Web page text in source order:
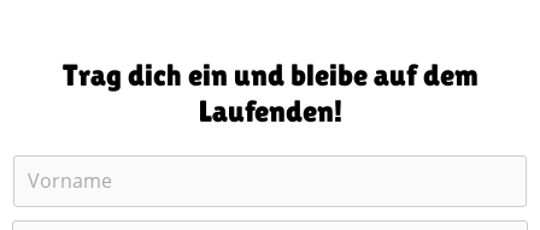
Trag dich ein und bleibe auf dem
Laufenden!